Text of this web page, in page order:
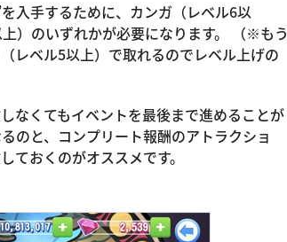
入手するために、カンガ（レベル6以
）のいずれかが必要になります。 （※もう
レベル5以上）で取れるのでレベル上げの
なくてもイベントを最後まで進めることが
のと、コンプリート報酬のアトラクショ
ておくのがオススメです。